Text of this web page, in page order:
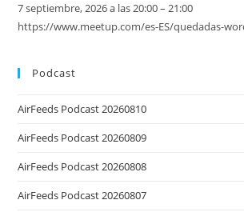
7 septiembre, 2026 a las 20:00 – 21:00
https://www.meetup.com/es-ES/quedadas-
Podcast
AirFeeds Podcast 20260810
AirFeeds Podcast 20260809
AirFeeds Podcast 20260808
AirFeeds Podcast 20260807